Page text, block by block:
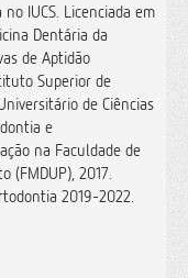
IUCS. Licenciada em
Dentária da
de Aptidão
Superior de
de Ciências
e
na Faculdade de
(FMDUP), 2017.
2019-2022.